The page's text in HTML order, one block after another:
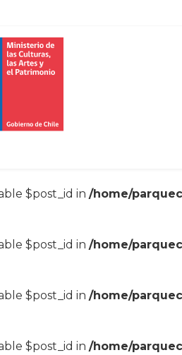
$post_id in/home/
$post_id in/home/
$post_id in/home/
$post_id in/home/